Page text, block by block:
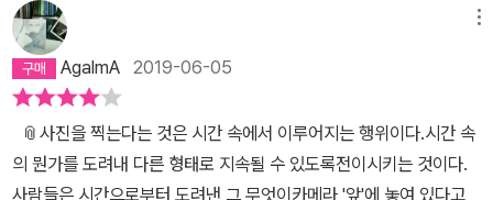
AgalmA 2019-06-05
📎사진을 찍는다는 것은 시간 속에서 이루어지는 행위이다.시간 속
의 뭔가를 도려내 다른 형태로 지속될 수 있도록전이시키는 것이다.
사람들은 시간으로부터 도려낸 그 무엇이카메라 '앞'에 놓여 있다고